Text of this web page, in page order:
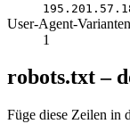
User-Agent-Varianten
1
robots.txt –
Füge diese Zeilen in